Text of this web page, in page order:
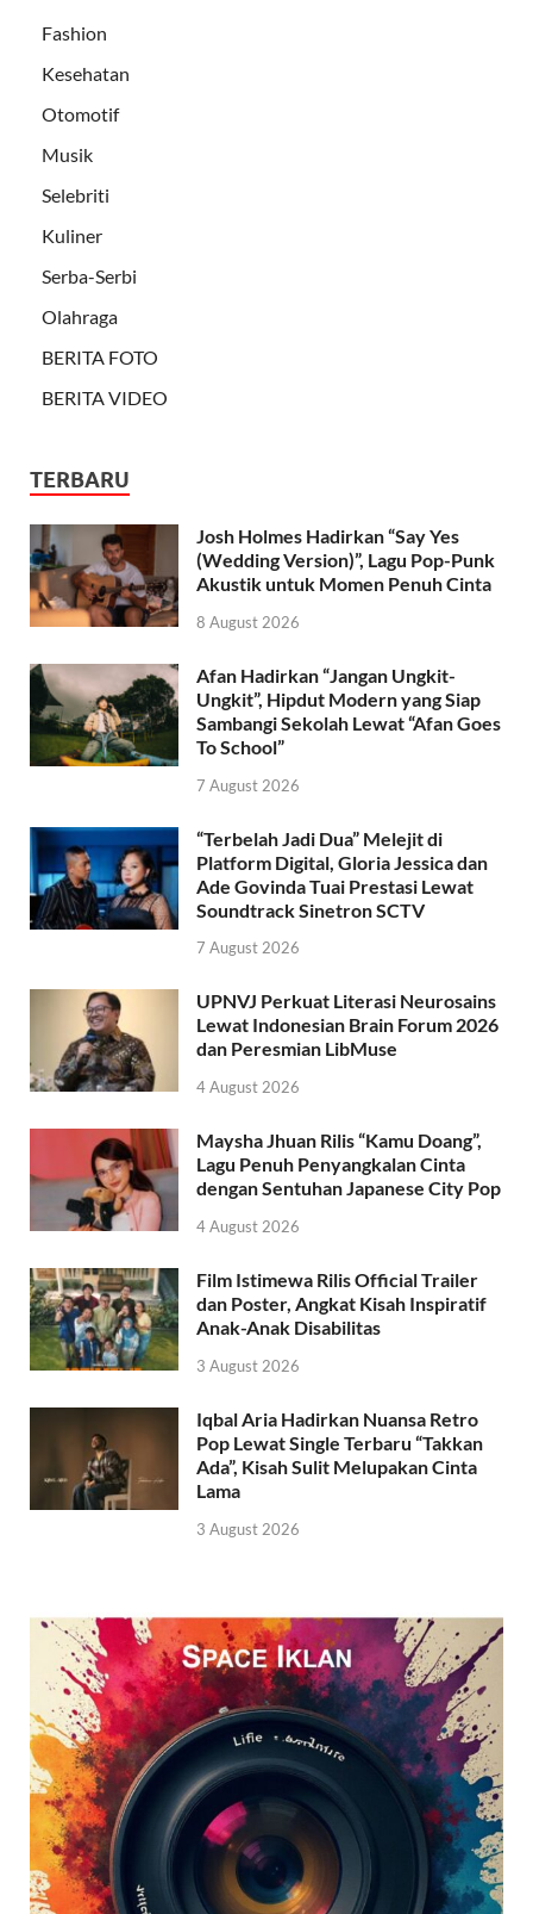
Fashion
Kesehatan
Otomotif
Musik
Selebriti
Kuliner
Serba-Serbi
Olahraga
BERITA FOTO
BERITA VIDEO
TERBARU
Josh Holmes Hadirkan “Say Yes
(Wedding Version)”, Lagu Pop-Punk
Akustik untuk Momen Penuh Cinta
8 August 2026
Afan Hadirkan “Jangan Ungkit-
Ungkit”, Hipdut Modern yang Siap
Sambangi Sekolah Lewat “Afan Goes
To School”
7 August 2026
“Terbelah Jadi Dua” Melejit di
Platform Digital, Gloria Jessica dan
Ade Govinda Tuai Prestasi Lewat
Soundtrack Sinetron SCTV
7 August 2026
UPNVJ Perkuat Literasi Neurosains
Lewat Indonesian Brain Forum 2026
dan Peresmian LibMuse
4 August 2026
Maysha Jhuan Rilis “Kamu Doang”,
Lagu Penuh Penyangkalan Cinta
dengan Sentuhan Japanese City Pop
4 August 2026
Film Istimewa Rilis Official Trailer
dan Poster, Angkat Kisah Inspiratif
Anak-Anak Disabilitas
3 August 2026
Iqbal Aria Hadirkan Nuansa Retro
Pop Lewat Single Terbaru “Takkan
Ada”, Kisah Sulit Melupakan Cinta
Lama
3 August 2026